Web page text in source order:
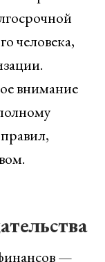
человека,
внимание
—